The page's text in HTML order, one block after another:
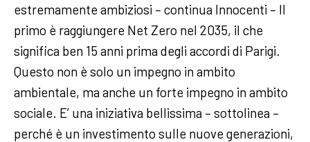
estremamente ambiziosi – continua Innocenti – Il
primo è raggiungere Net Zero nel 2035, il che
significa ben 15 anni prima degli accordi di Parigi.
Questo non è solo un impegno in ambito
ambientale, ma anche un forte impegno in ambito
sociale. E’ una iniziativa bellissima – sottolinea –
perché è un investimento sulle nuove generazioni,